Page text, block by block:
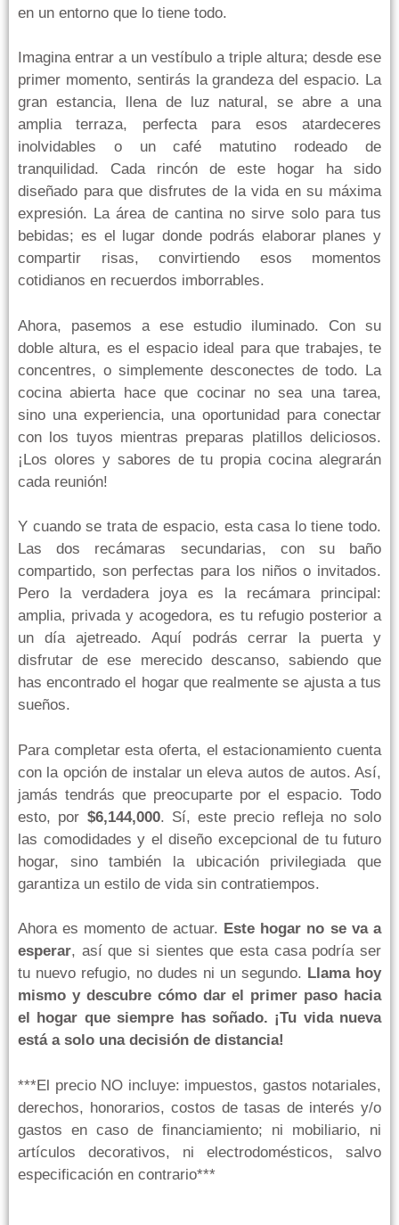
en un entorno que lo tiene todo.
Imagina entrar a un vestíbulo a triple altura; desde ese
primer momento, sentirás la grandeza del espacio. La
gran estancia, llena de luz natural, se abre a una
amplia terraza, perfecta para esos atardeceres
inolvidables o un café matutino rodeado de
tranquilidad. Cada rincón de este hogar ha sido
diseñado para que disfrutes de la vida en su máxima
expresión. La área de cantina no sirve solo para tus
bebidas; es el lugar donde podrás elaborar planes y
compartir risas, convirtiendo esos momentos
cotidianos en recuerdos imborrables.
Ahora, pasemos a ese estudio iluminado. Con su
doble altura, es el espacio ideal para que trabajes, te
concentres, o simplemente desconectes de todo. La
cocina abierta hace que cocinar no sea una tarea,
sino una experiencia, una oportunidad para conectar
con los tuyos mientras preparas platillos deliciosos.
¡Los olores y sabores de tu propia cocina alegrarán
cada reunión!
Y cuando se trata de espacio, esta casa lo tiene todo.
Las dos recámaras secundarias, con su baño
compartido, son perfectas para los niños o invitados.
Pero la verdadera joya es la recámara principal:
amplia, privada y acogedora, es tu refugio posterior a
un día ajetreado. Aquí podrás cerrar la puerta y
disfrutar de ese merecido descanso, sabiendo que
has encontrado el hogar que realmente se ajusta a tus
sueños.
Para completar esta oferta, el estacionamiento cuenta
con la opción de instalar un eleva autos de autos. Así,
jamás tendrás que preocuparte por el espacio. Todo
esto, por $6,144,000. Sí, este precio refleja no solo
las comodidades y el diseño excepcional de tu futuro
hogar, sino también la ubicación privilegiada que
garantiza un estilo de vida sin contratiempos.
Ahora es momento de actuar. Este hogar no se va a
esperar, así que si sientes que esta casa podría ser
tu nuevo refugio, no dudes ni un segundo. Llama hoy
mismo y descubre cómo dar el primer paso hacia
el hogar que siempre has soñado. ¡Tu vida nueva
está a solo una decisión de distancia!
***El precio NO incluye: impuestos, gastos notariales,
derechos, honorarios, costos de tasas de interés y/o
gastos en caso de financiamiento; ni mobiliario, ni
artículos decorativos, ni electrodomésticos, salvo
especificación en contrario***